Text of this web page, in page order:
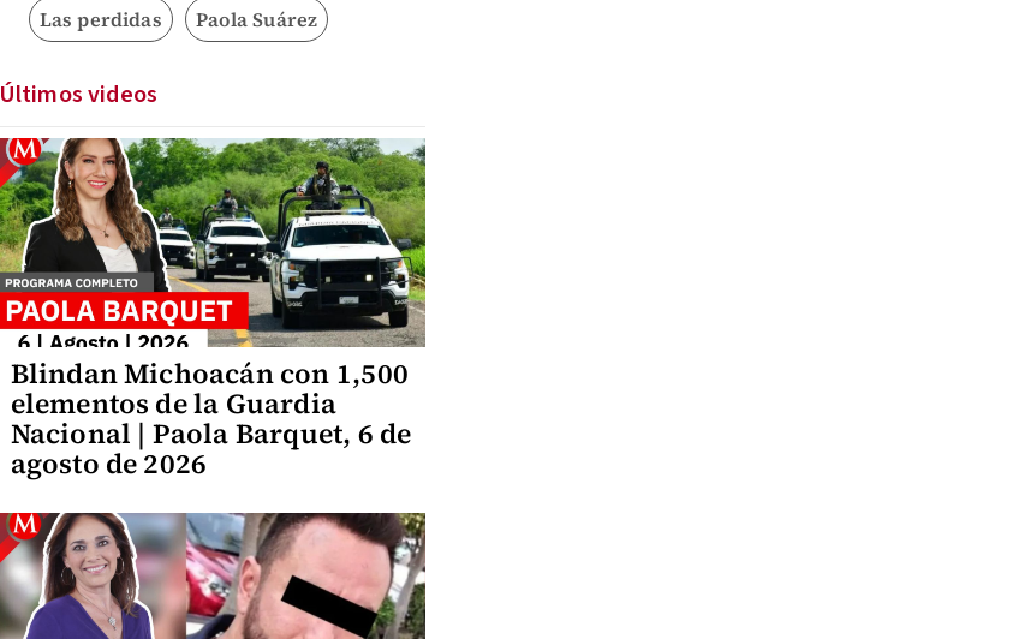
Las perdidas Paola Suárez
Últimos videos
Blindan Michoacán con 1,500
elementos de la Guardia
Nacional | Paola Barquet, 6 de
agosto de 2026